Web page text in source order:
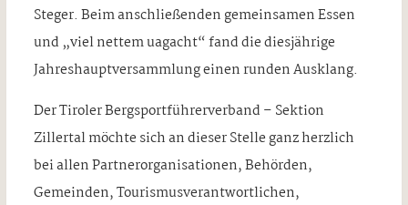
Steger. Beim anschließenden gemeinsamen Essen
und „viel nettem uagacht“ fand die diesjährige
Jahreshauptversammlung einen runden Ausklang.
Der Tiroler Bergsportführerverband – Sektion
Zillertal möchte sich an dieser Stelle ganz herzlich
bei allen Partnerorganisationen, Behörden,
Gemeinden, Tourismusverantwortlichen,